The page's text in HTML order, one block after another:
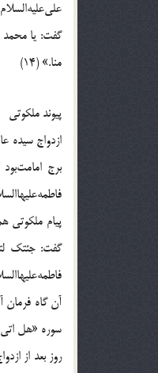
گفت: يا محمد
منا.» (14)
پيوند ملكوتى
ازدواج سيده
برج
پيام ملكوتى
گفت: جئتك
آن گاه فرمان
سوره «هل
روز بعد از